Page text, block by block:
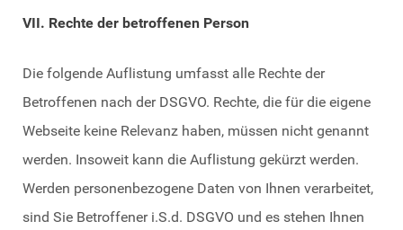
VII. Rechte der betroffenen Person
Die folgende Auflistung umfasst alle Rechte der
Betroffenen nach der DSGVO. Rechte, die für die eigene
Webseite keine Relevanz haben, müssen nicht genannt
werden. Insoweit kann die Auflistung gekürzt werden.
Werden personenbezogene Daten von Ihnen verarbeitet,
sind Sie Betroffener i.S.d. DSGVO und es stehen Ihnen